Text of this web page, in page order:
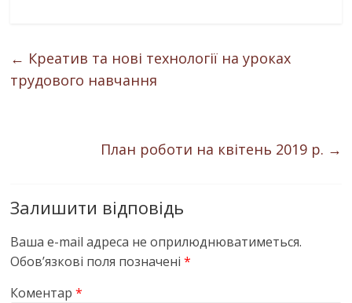
← Креатив та нові технології на уроках
трудового навчання
План роботи на квітень 2019 р. →
Залишити відповідь
Ваша e-mail адреса не оприлюднюватиметься.
Обов’язкові поля позначені*
Коментар*